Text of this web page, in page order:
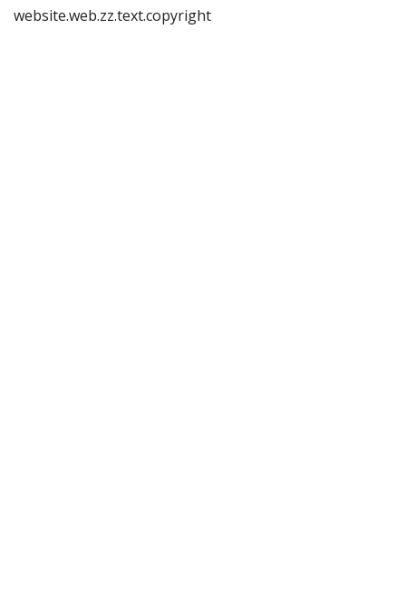
website.web.zz.text.copyright